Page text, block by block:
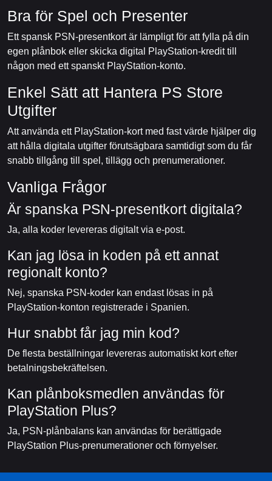
Bra för Spel och Presenter
Ett spansk PSN-presentkort är lämpligt för att fylla på din
egen plånbok eller skicka digital PlayStation-kredit till
någon med ett spanskt PlayStation-konto.
Enkel Sätt att Hantera PS Store
Utgifter
Att använda ett PlayStation-kort med fast värde hjälper dig
att hålla digitala utgifter förutsägbara samtidigt som du får
snabb tillgång till spel, tillägg och prenumerationer.
Vanliga Frågor
Är spanska PSN-presentkort digitala?
Ja, alla koder levereras digitalt via e-post.
Kan jag lösa in koden på ett annat
regionalt konto?
Nej, spanska PSN-koder kan endast lösas in på
PlayStation-konton registrerade i Spanien.
Hur snabbt får jag min kod?
De flesta beställningar levereras automatiskt kort efter
betalningsbekräftelsen.
Kan plånboksmedlen användas för
PlayStation Plus?
Ja, PSN-plånbalans kan användas för berättigade
PlayStation Plus-prenumerationer och förnyelser.